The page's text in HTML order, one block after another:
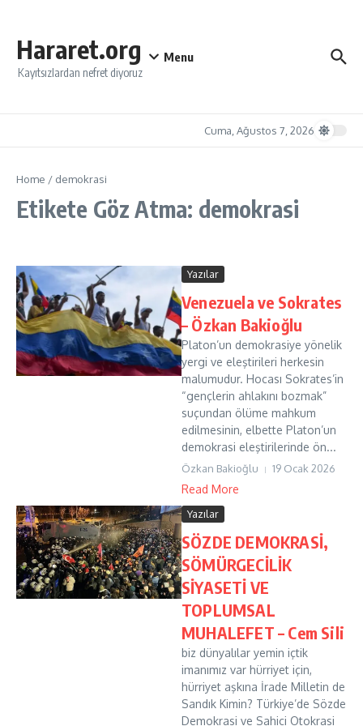
Hararet.org
Kayıtsızlardan nefret diyoruz
Menu
Cuma, Ağustos 7, 2026
Home / demokrasi
Etikete Göz Atma: demokrasi
Yazılar
Venezuela ve Sokrates
– Özkan Bakioğlu
Platon’un demokrasiye yönelik
yergi ve eleştirileri herkesin
malumudur. Hocası Sokrates’in
“gençlerin ahlakını bozmak”
suçundan ölüme mahkum
edilmesinin, elbette Platon’un
demokrasi eleştirilerinde ön...
Özkan Bakioğlu 19 Ocak 2026
Read More
Yazılar
SÖZDE DEMOKRASİ,
SÖMÜRGECİLİK
SİYASETİ VE
TOPLUMSAL
MUHALEFET – Cem Sili
biz dünyalılar yemin içtik
imanımız var hürriyet için,
hürriyet aşkına İrade Milletin de
Sandık Kimin? Türkiye’de Sözde
Demokrasi ve Sahici Otokrasi